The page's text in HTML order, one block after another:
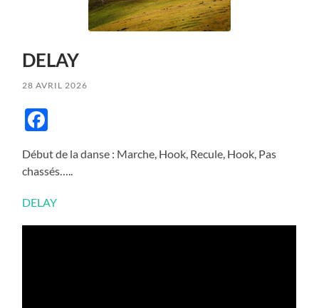
DELAY
28 AVRIL 2026
Début de la danse : Marche, Hook, Recule, Hook, Pas
chassés…..
DELAY